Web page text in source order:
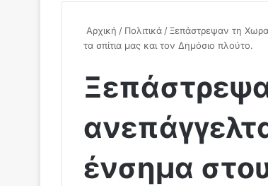
Αρχική / Πολιτικά /Ξεπάστρεψαν τη
τα σπίτια μας και τον Δημόσιο πλούτο.
ένσημα